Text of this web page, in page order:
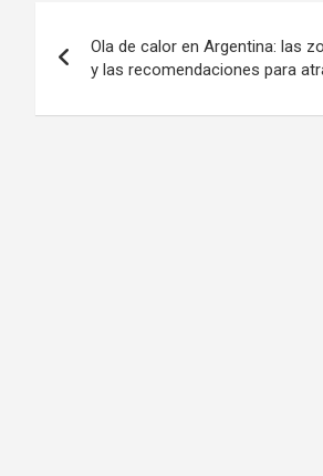
de
entradas
Ola de calor en Argentina: las
y las recomendaciones para